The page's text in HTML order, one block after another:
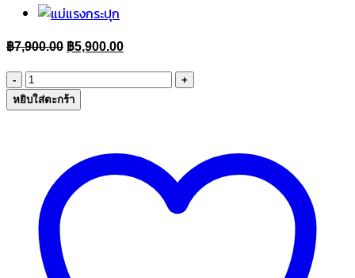
฿7,900.00 Original
was:
฿7,900.00.
฿5,900.00Current
is:
จำนวน
แม่แรง
หยิบใส่ตะกร้า